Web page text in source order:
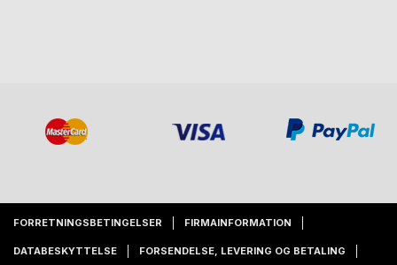
FORRETNINGSBETINGELSER FIRMAINFORMATION
DATABESKYTTELSE FORSENDELSE, LEVERING OG BETALING